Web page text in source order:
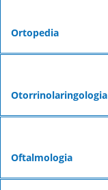
Ortopedia
Otorrinolaringologia
Oftalmologia